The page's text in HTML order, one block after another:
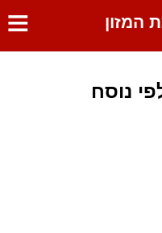
≡ המזון
נוסח